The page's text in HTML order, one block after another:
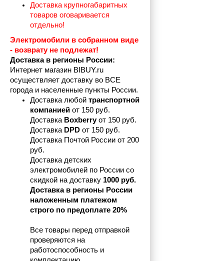
Доставка крупногабаритных
товаров оговаривается
отдельно!
Электромобили в собранном виде
- возврату не подлежат!
Доставка в регионы России:
Интернет магазин BIBUY.ru
осуществляет доставку во ВСЕ
города и населенные пункты России.
Доставка любой транспортной
компанией от 150 руб.
Доставка Boxberry от 150 руб.
Доставка DPD от 150 руб.
Доставка Почтой России от 200
руб.
Доставка детских
электромобилей по России со
скидкой на доставку 1000 руб.
Доставка в регионы России
наложенным платежом
строго по предоплате 20%
Все товары перед отправкой
проверяются на
работоспособность и